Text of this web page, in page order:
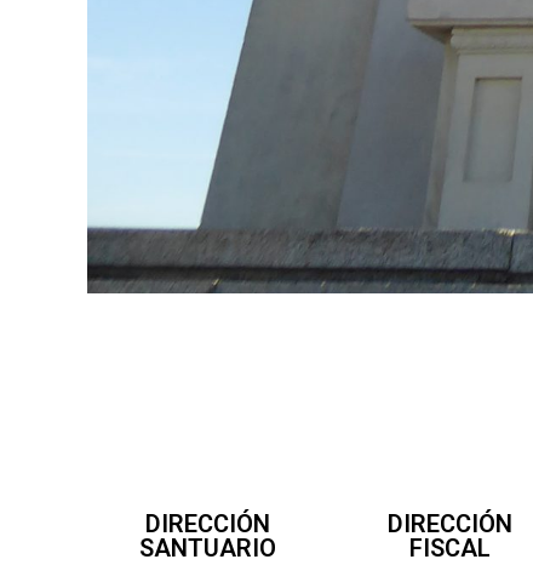
DIRECCIÓN
SANTUARIO
DIRECCIÓN
FISCAL